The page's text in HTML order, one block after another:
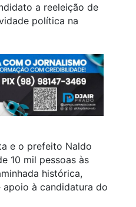
a reeleição de
política na
e o prefeito Naldo
10 mil pessoas às
histórica,
apoio à candidatura do